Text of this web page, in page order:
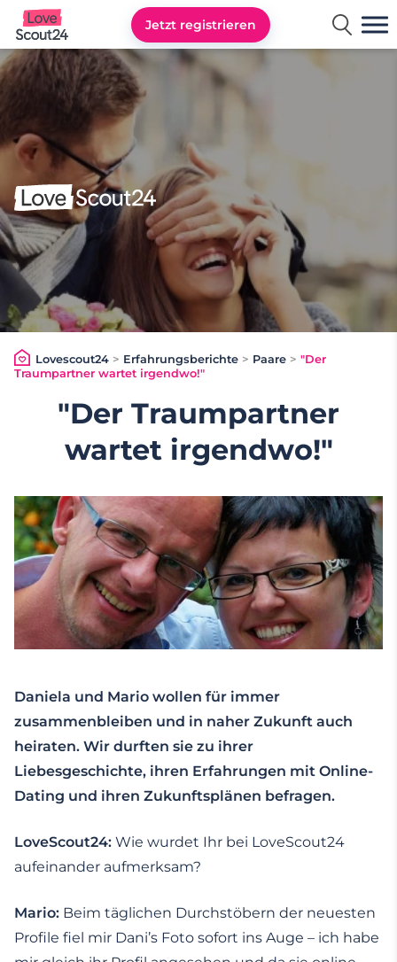
Lovescout24
Jetzt registrieren
Lovescout24> Erfahrungsberichte > Paare > "Der
Traumpartner wartet irgendwo!"
"Der Traumpartner
wartet irgendwo!"
Daniela und Mario wollen für immer
zusammenbleiben und in naher Zukunft auch
heiraten. Wir durften sie zu ihrer
Liebesgeschichte, ihren Erfahrungen mit Online-
Dating und ihren Zukunftsplänen befragen.
LoveScout24: Wie wurdet Ihr bei LoveScout24
aufeinander aufmerksam?
Mario: Beim täglichen Durchstöbern der neuesten
Profile fiel mir Dani’s Foto sofort ins Auge – ich habe